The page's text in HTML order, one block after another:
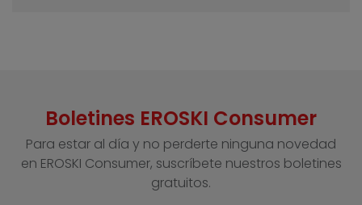
Boletines EROSKI Consumer
Para estar al día y no perderte ninguna novedad
en EROSKI Consumer, suscríbete nuestros boletines
gratuitos.